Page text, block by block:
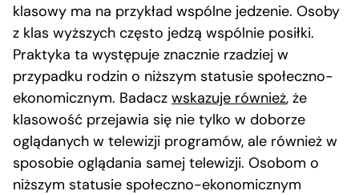
klasowy ma na przykład wspólne jedzenie. Osoby
z klas wyższych często jedzą wspólnie posiłki.
Praktyka ta występuje znacznie rzadziej w
przypadku rodzin o niższym statusie społeczno-
ekonomicznym. Badacz wskazuje również, że
klasowość przejawia się nie tylko w doborze
oglądanych w telewizji programów, ale również w
sposobie oglądania samej telewizji. Osobom o
niższym statusie społeczno-ekonomicznym